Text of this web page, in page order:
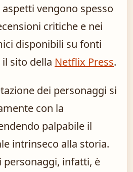
vengono spesso
critiche e nei
disponibili su fonti
sito della Netflix Press.
dei personaggi si
con la
palpabile il
intrinseco alla storia.
personaggi, infatti, è